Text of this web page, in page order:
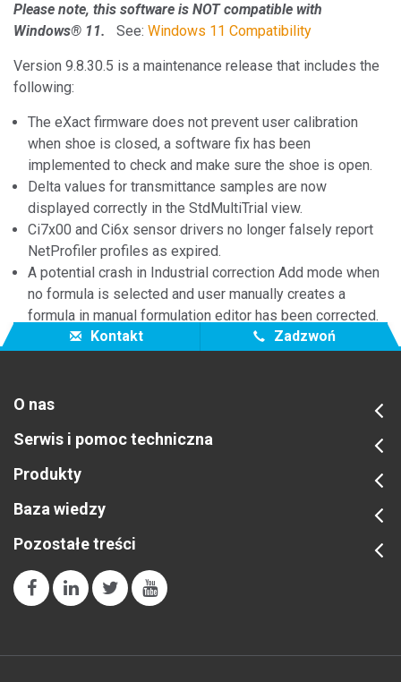
Please note, this software is NOT compatible with
Windows® 11.
See: Windows 11 Compatibility
Version 9.8.30.5 is a maintenance release that includes the
following:
The eXact firmware does not prevent user calibration
when shoe is closed, a software fix has been
implemented to check and make sure the shoe is open.
Delta values for transmittance samples are now
displayed correctly in the StdMultiTrial view.
Ci7x00 and Ci6x sensor drivers no longer falsely report
NetProfiler profiles as expired.
A potential crash in Industrial correction Add mode when
no formula is selected and user manually creates a
formula in manual formulation editor has been corrected.
Kontakt
Zadzwoń
O nas
Serwis i pomoc techniczna
Produkty
Baza wiedzy
Pozostałe treści